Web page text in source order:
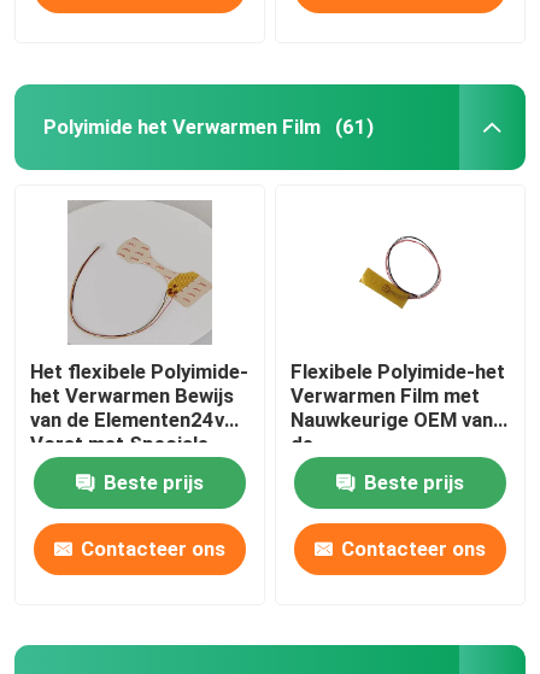
Polyimide het Verwarmen Film (61)
Het flexibele Polyimide-
het Verwarmen Bewijs
van de Elementen24v
Vorst met Speciale
Vorm
Beste prijs
Contacteer ons
Flexibele Polyimide-het
Verwarmen Film met
Nauwkeurige OEM van
de
Temperatuurcontrole
ODM
Beste prijs
Contacteer ons